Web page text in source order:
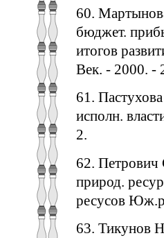
60.
бюджет.
итогов
Век. - 2000. -
61.
исполн.
2.
62. Петрович
природ.
ресусов
63. Тикунов